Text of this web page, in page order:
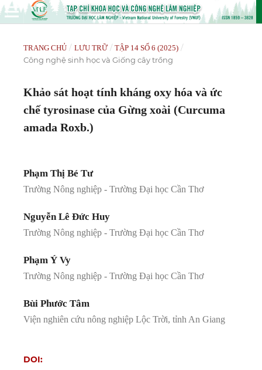
TRANG CHỦ / LƯU TRỮ / TẬP 14 SỐ 6 (2025) /
Công nghệ sinh học và Giống cây trồng
Khảo sát hoạt tính kháng oxy hóa và ức
chế tyrosinase của Gừng xoài (Curcuma
amada Roxb.)
Phạm Thị Bé Tư
Trường Nông nghiệp - Trường Đại học Cần Thơ
Nguyễn Lê Đức Huy
Trường Nông nghiệp - Trường Đại học Cần Thơ
Phạm Ý Vy
Trường Nông nghiệp - Trường Đại học Cần Thơ
Bùi Phước Tâm
Viện nghiên cứu nông nghiệp Lộc Trời, tỉnh An Giang
DOI: